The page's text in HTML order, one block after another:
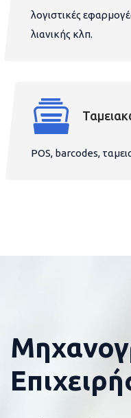
λογιστικές
λιανικής κλπ.
POS, barcodes,